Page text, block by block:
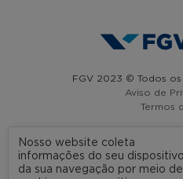
FGV 2023 © Todos
Aviso de
Termos
A
Nosso website coleta
informações do seu
da sua navegação por meio de